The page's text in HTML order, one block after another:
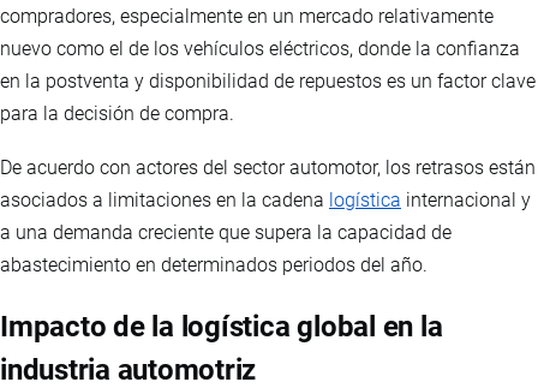
compradores, especialmente en un mercado relativamente
nuevo como el de los vehículos eléctricos, donde la confianza
en la postventa y disponibilidad de repuestos es un factor clave
para la decisión de compra.
De acuerdo con actores del sector automotor, los retrasos están
asociados a limitaciones en la cadena logística internacional y
a una demanda creciente que supera la capacidad de
abastecimiento en determinados periodos del año.
Impacto de la logística global en la
industria automotriz